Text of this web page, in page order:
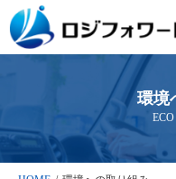
環境